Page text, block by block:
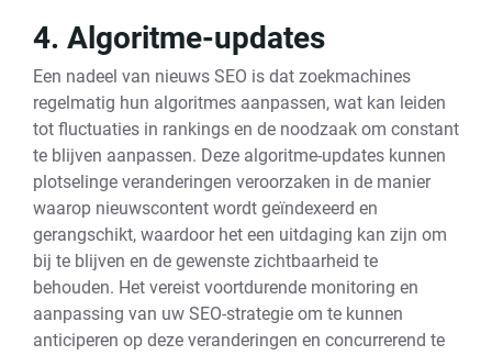
4. Algoritme-updates
Een nadeel van nieuws SEO is dat zoekmachines
regelmatig hun algoritmes aanpassen, wat kan leiden
tot fluctuaties in rankings en de noodzaak om constant
te blijven aanpassen. Deze algoritme-updates kunnen
plotselinge veranderingen veroorzaken in de manier
waarop nieuwscontent wordt geïndexeerd en
gerangschikt, waardoor het een uitdaging kan zijn om
bij te blijven en de gewenste zichtbaarheid te
behouden. Het vereist voortdurende monitoring en
aanpassing van uw SEO-strategie om te kunnen
anticiperen op deze veranderingen en concurrerend te